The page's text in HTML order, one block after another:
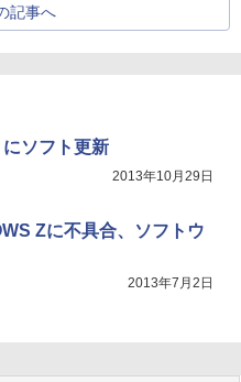
記事へ
ソフト更新
2013年10月29日
Zに不具合、ソフトウ
2013年7月2日